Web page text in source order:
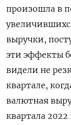
произошла в
выручки,
эти эффекты
видели не
квартале,
валютная
квартала 2022